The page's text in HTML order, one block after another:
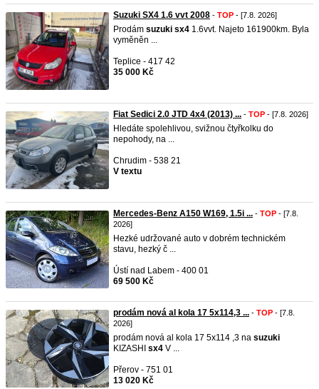
Suzuki SX4 1.6 vvt 2008 - TOP - [7.8. 2026]
Prodám suzuki sx4 1.6vvt. Najeto 161900km. Byla
vyměněn ...
Teplice - 417 42
35 000 Kč
Fiat Sedici 2.0 JTD 4x4 (2013) ... - TOP - [7.8. 2026]
Hledáte spolehlivou, svižnou čtyřkolku do
nepohody, na ...
Chrudim - 538 21
V textu
Mercedes-Benz A150 W169, 1.5i ... - TOP - [7.8.
2026]
Hezké udržované auto v dobrém technickém
stavu, hezký č ...
Ústí nad Labem - 400 01
69 500 Kč
prodám nová al kola 17 5x114,3 ... - TOP - [7.8.
2026]
prodám nová al kola 17 5x114 ,3 na suzuki
KIZASHI sx4 V ...
Přerov - 751 01
13 020 Kč